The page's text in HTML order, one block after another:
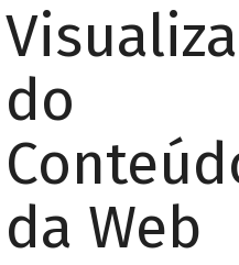
do
da Web